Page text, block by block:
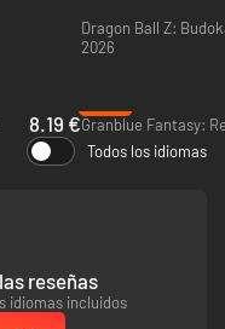
Dragon Ball Z:
2026
8.19 €Granblue Fantasy:
Todos los idiomas
reseñas
idiomas incluidos